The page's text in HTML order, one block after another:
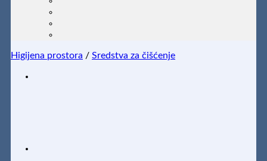
Higijena prostora / Sredstva za čišćenje